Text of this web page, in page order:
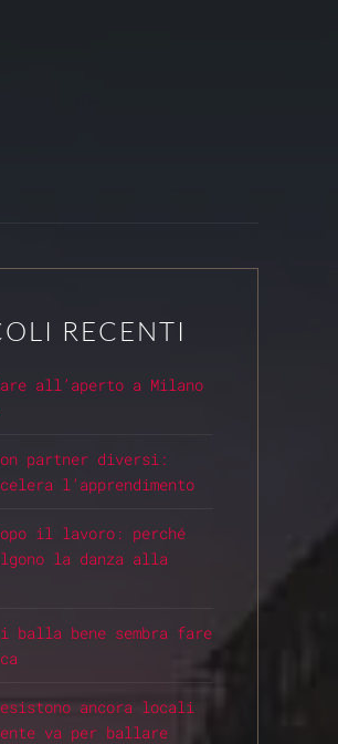
RECENTI
all’aperto a Milano
partner diversi:
l’apprendimento
il lavoro: perché
la danza alla
balla bene sembra fare
ancora locali
va per ballare